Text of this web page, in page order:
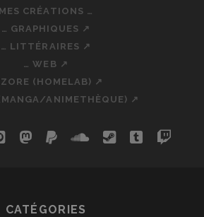
MES CRÉATIONS …
… GRAPHIQUES ↗
… LITTÉRAIRES ↗
… WEB ↗
(HOMELAB) ↗
ANIMETHÈQUE) ↗
githubmastodon
paypalsoundcloud
steamtumblr
CATÉGORIES